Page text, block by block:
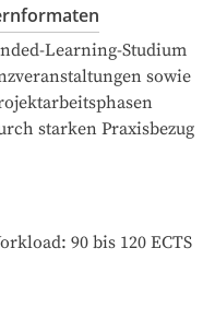
Learning-Studium
sowie
starken Praxisbezug
: 90 bis 120 ECTS